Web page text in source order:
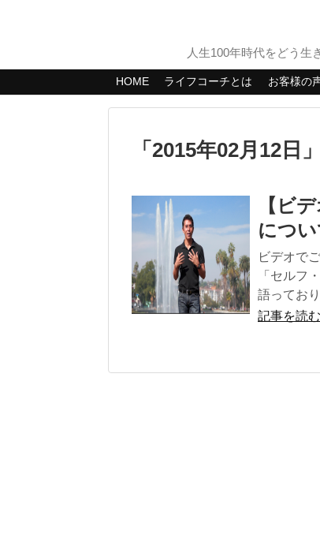
人生100年時代をどう生
HOME ライフコーチとは お客様の
「 2015年02月12日 」
【ビ
につ
ビデオで
「セルフ
語ってお
記事を読む